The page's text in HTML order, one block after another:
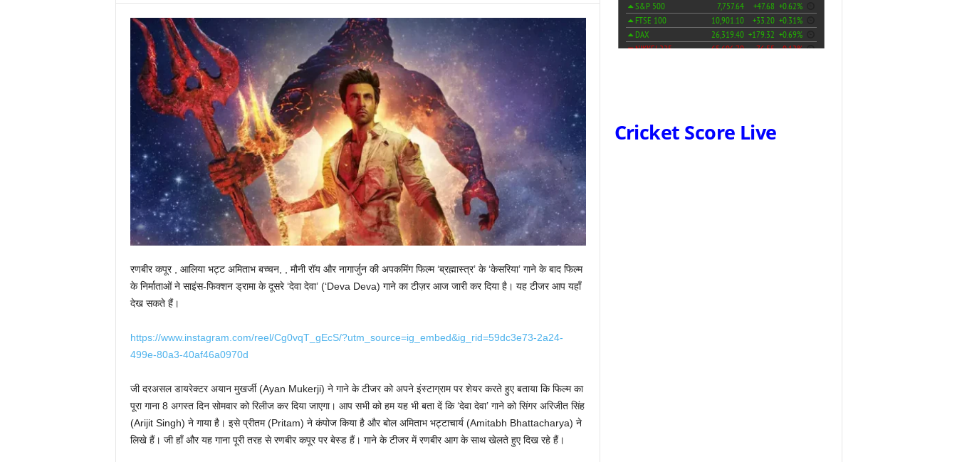
रणबीर कपूर , आलिया भट्ट अमिताभ बच्चन, , मौनी रॉय और नागार्जुन की अपकमिंग फिल्म ‘ब्रह्मास्त्र’ के ‘केसरिया’ गाने के बाद फिल्म
के निर्माताओं ने साइंस-फिक्शन ड्रामा के दूसरे ‘देवा देवा’ (‘Deva Deva) गाने का टीज़र आज जारी कर दिया है। यह टीजर आप यहाँ
देख सकते हैं।
https://www.instagram.com/reel/Cg0vqT_gEcS/?utm_source=ig_embed&ig_rid=59dc3e73-2a24-
499e-80a3-40af46a0970d
जी दरअसल डायरेक्टर अयान मुखर्जी (Ayan Mukerji) ने गाने के टीजर को अपने इंस्टाग्राम पर शेयर करते हुए बताया कि फिल्म का
पूरा गाना 8 अगस्त दिन सोमवार को रिलीज कर दिया जाएगा। आप सभी को हम यह भी बता दें कि ‘देवा देवा’ गाने को सिंगर अरिजीत सिंह
(Arijit Singh) ने गाया है। इसे प्रीतम (Pritam) ने कंपोज किया है और बोल अमिताभ भट्टाचार्य (Amitabh Bhattacharya) ने
लिखे हैं। जी हाँ और यह गाना पूरी तरह से रणबीर कपूर पर बेस्ड हैं। गाने के टीजर में रणबीर आग के साथ खेलते हुए दिख रहे हैं।
Cricket Score Live